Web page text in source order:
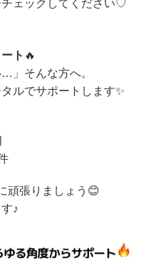
ェックしてください♡
ト 🔥
」そんな方へ。
ルでサポートします✨
頑張りましょう😊
♪